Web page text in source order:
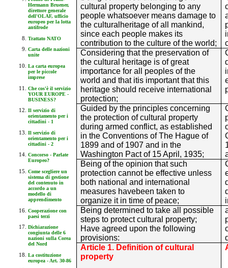
Hermann Bruener,
direttore generale
dell'OLAF, ufficio
europeo per la lotta
antifrode
Trattato NATO
Carta delle nazioni
unite
La carta europea
per le piccole
imprese
Che cos'è il servizio
YOUR EUROPE -
BUSINESS?
Il servizio di
orientamento per i
cittadini - 1
Il servizio di
orientamento per i
cittadini - 2
Concorso - Parlate
Europeo?
Come scegliere un
sistema di gestione
del contenuto in
accordo a un
modello di
apprendimento
Cooperazione con
paesi terzi
Dichiarazione
congiunta delle 6
nazioni sulla Corea
del Nord
La costituzione
europea - Art. 30-86
cultural property belonging to any
people whatsoever means damage to
the culturalheritage of all mankind,
since each people makes its
contribution to the culture of the world;
Considering that the preservation of
the cultural heritage is of great
importance for all peoples of the
world and that itis important that this
heritage should receive international
protection;
Guided by the principles concerning
the protection of cultural property
during armed conflict, as established
in the Conventions of The Hague of
1899 and of 1907 and in the
Washington Pact of 15 April, 1935;
Being of the opinion that such
protection cannot be effective unless
both national and international
measures havebeen taken to
organize it in time of peace;
Being determined to take all possible
steps to protect cultural property;
Have agreed upon the following
provisions:
Article 1. Definition of cultural
property